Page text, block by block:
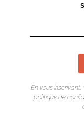
En vous
politique de